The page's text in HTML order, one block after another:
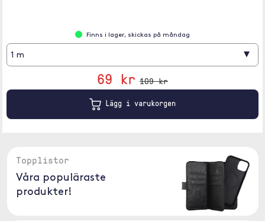
Finns i lager, skickas på måndag
1 m ▾
69 kr 109 kr
Lägg i varukorgen
Topplistor
Våra populäraste
produkter!